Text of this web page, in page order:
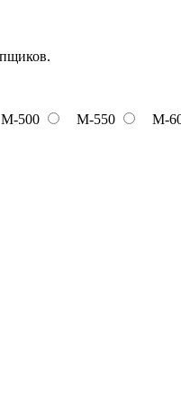
М-500 М-550
М-